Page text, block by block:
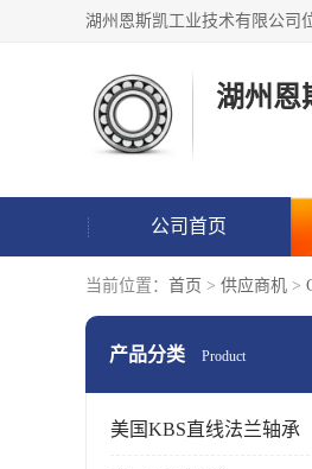
湖州恩
公司首页
当前位置： 首页 > 供应商机 >
产品分类 Product
美国KBS直线法兰轴承